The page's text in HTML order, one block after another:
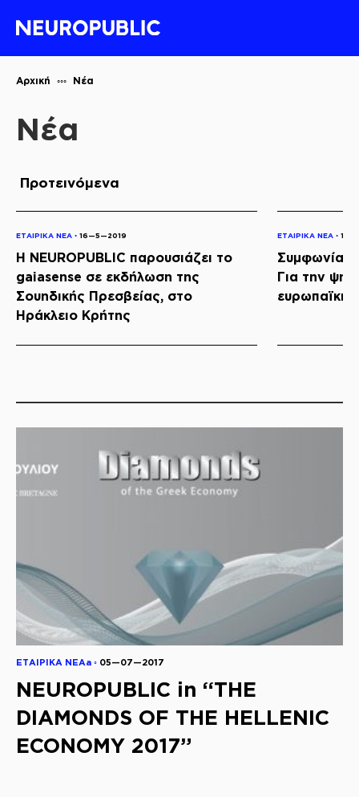
Αρχική Νέα
Νέα
Προτεινόμενα
ΕΤΑΙΡΙΚΑ ΝΕΑ ◦ 16—5—2019
Η NEUROPUBLIC παρουσιάζει το
gaiasense σε εκδήλωση της
Σουηδικής Πρεσβείας, στο
Ηράκλειο Κρήτης
ΕΤΑΙΡΙΚΑ ΝΕΑ ◦
Συμφωνία
Για την
ΕΤΑΙΡΙΚΑ ΝΕΑa ◦ 05—07—2017
NEUROPUBLIC in “THE
DIAMONDS OF THE HELLENIC
ECONOMY 2017”